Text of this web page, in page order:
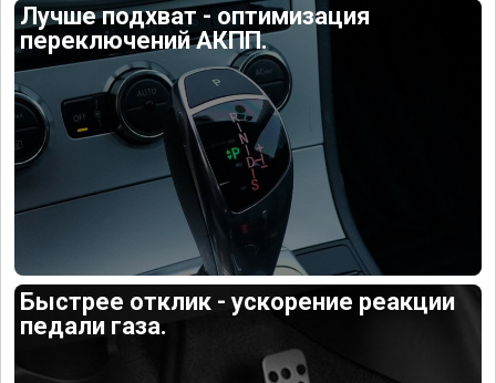
Лучше подхват - оптимизация
переключений АКПП.
Быстрее отклик - ускорение реакции
педали газа.